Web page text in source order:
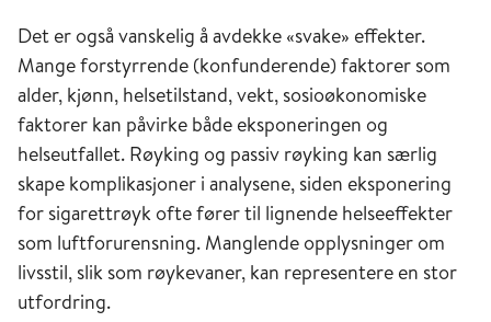
sees under ett. Mange av dødsfallene som
skyldes hjerte- og kar sykdom skjer i høy alder.
De viktigste påvirkelige årsaksfaktorene til
utvikling av hjerte- og karsykdom kan knyttes til
røyking, kosthold og lite mosjon. I en rekke
befolkningsstudier er både kortvarig og
langvarig eksponering for luftforurensning vist
å samvariere med økt sykelighet og dødelighet
blant følsomme individer [2]. Personer med
Det er også vanskelig å avdekke «svake» effekter.
Mange forstyrrende (konfunderende) faktorer som
alder, kjønn, helsetilstand, vekt, sosioøkonomiske
faktorer kan påvirke både eksponeringen og
helseutfallet. Røyking og passiv røyking kan særlig
skape komplikasjoner i analysene, siden eksponering
for sigarettrøyk ofte fører til lignende helseeffekter
som luftforurensning. Manglende opplysninger om
livsstil, slik som røykevaner, kan representere en stor
utfordring.